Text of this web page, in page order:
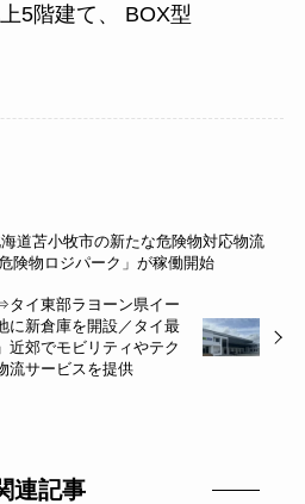
5階建て、 BOX型
道苫小牧市の新たな危険物対応物流
険物ロジパーク」が稼働開始
イ東部ラヨーン県イー
に新倉庫を開設／タイ最
近郊でモビリティやテク
流サービスを提供
連記事